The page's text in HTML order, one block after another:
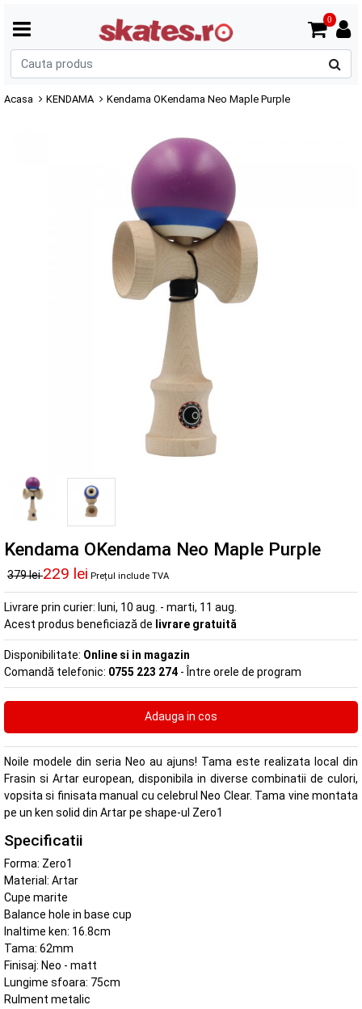
0
Acasa KENDAMA Kendama OKendama Neo Maple Purple
Kendama OKendama Neo Maple Purple
379 lei229 lei Prețul include TVA
Livrare prin curier: luni, 10 aug. - marti, 11 aug.
Acest produs beneficiază de livrare gratuită
Disponibilitate: Online si in magazin
Comandă telefonic: 0755 223 274 - Între orele de program
Noile modele din seria Neo au ajuns! Tama este realizata local din
Frasin si Artar european, disponibila in diverse combinatii de culori,
vopsita si finisata manual cu celebrul Neo Clear. Tama vine montata
pe un ken solid din Artar pe shape-ul Zero1
Specificatii
Forma: Zero1
Material: Artar
Cupe marite
Balance hole in base cup
Inaltime ken: 16.8cm
Tama: 62mm
Finisaj: Neo - matt
Lungime sfoara: 75cm
Rulment metalic